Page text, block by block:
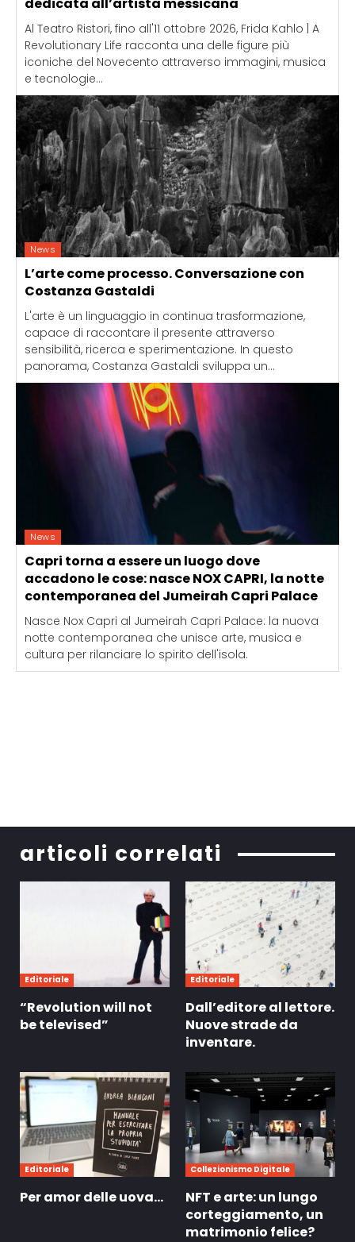
dedicata all’artista messicana
Al Teatro Ristori, fino all'11 ottobre 2026, Frida Kahlo | A
Revolutionary Life racconta una delle figure più
iconiche del Novecento attraverso immagini, musica
e tecnologie...
News
L’arte come processo. Conversazione con
Costanza Gastaldi
L'arte è un linguaggio in continua trasformazione,
capace di raccontare il presente attraverso
sensibilità, ricerca e sperimentazione. In questo
panorama, Costanza Gastaldi sviluppa un...
News
Capri torna a essere un luogo dove
accadono le cose: nasce NOX CAPRI, la notte
contemporanea del Jumeirah Capri Palace
Nasce Nox Capri al Jumeirah Capri Palace: la nuova
notte contemporanea che unisce arte, musica e
cultura per rilanciare lo spirito dell'isola.
articoli correlati
Editoriale
“Revolution will not
be televised”
Editoriale
Dall’editore al lettore.
Nuove strade da
inventare.
Editoriale
Per amor delle uova…
Collezionismo Digitale
NFT e arte: un lungo
corteggiamento, un
matrimonio felice?